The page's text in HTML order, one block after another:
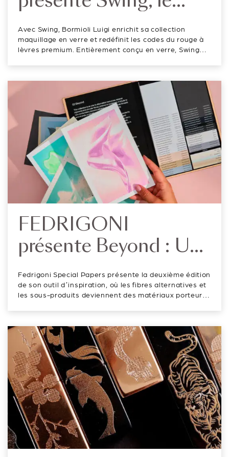
rouge à lèvres en verre
léger et durable
Avec Swing, Bormioli Luigi enrichit sa collection
maquillage en verre et redéfinit les codes du rouge à
lèvres premium. Entièrement conçu en verre, Swing
pensé pour accompagner...
FEDRIGONI
présente Beyond : Une
nouvelle collection de
papiers circulaires
présentée dans Out of
the Box
Fedrigoni Special Papers présente la deuxième édition
de son outil d’inspiration, où les fibres alternatives et
les sous-produits deviennent des matériaux porteurs
plus dist...